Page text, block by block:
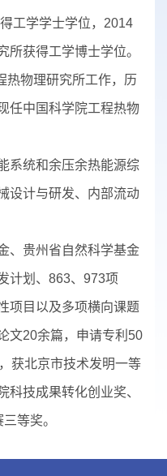
学学士学位，2014
所获得工学博士学位。
热物理研究所工作，历
任中国科学院工程热物
统和余压余热能源综
设计与研发、内部流动
贵州省自然科学基金
计划、863、973项
项目以及多项横向课题
文20余篇，申请专利50
获北京市技术发明一等
科技成果转化创业奖、
等奖。